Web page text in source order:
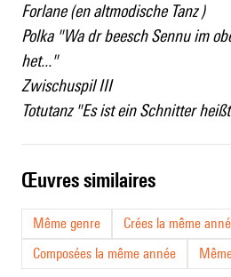
Forlane (en altmodische Tanz )
Polka "Wa dr beesch Sennu im
het..."
Zwischuspil III
Totutanz "Es ist ein Schnitter
œuvres similaires
Même genre
Crées la même
Composées la même année